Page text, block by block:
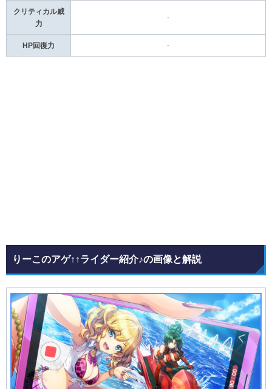
クリティカル威
力
-
HP回復力 -
りーこのアゲ↑↑ライダー紹介♪の画像と解説